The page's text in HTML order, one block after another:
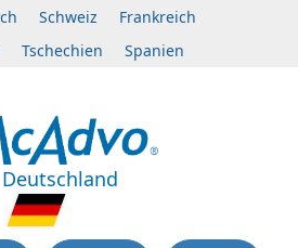
Schweiz
Frankreich
Tschechien Spanien
Deutschland